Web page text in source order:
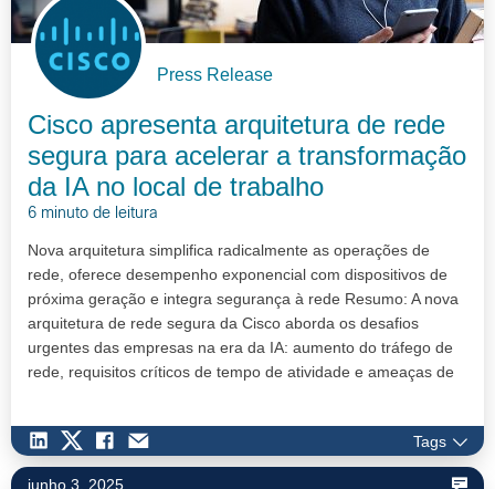
Press Release
Cisco apresenta arquitetura de rede
segura para acelerar a transformação
da IA no local de trabalho
6 minuto de leitura
Nova arquitetura simplifica radicalmente as operações de
rede, oferece desempenho exponencial com dispositivos de
próxima geração e integra segurança à rede Resumo: A nova
arquitetura de rede segura da Cisco aborda os desafios
urgentes das empresas na era da IA: aumento do tráfego de
rede, requisitos críticos de tempo de atividade e ameaças de
Tags
junho 3, 2025